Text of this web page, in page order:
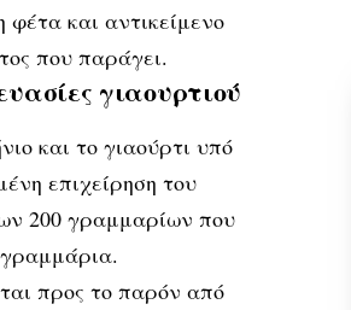
και αντικείμενο
που παράγει.
γιαουρτιού
και το γιαούρτι υπό
επιχείρηση του
200 γραμμαρίων που
προς το παρόν από